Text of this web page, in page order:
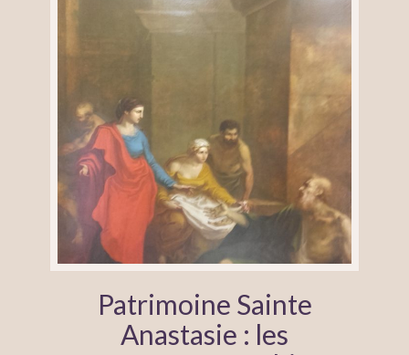
Patrimoine Sainte
Anastasie : les